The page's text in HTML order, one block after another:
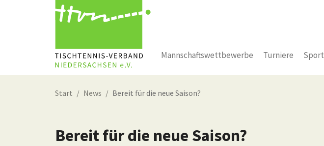
Mannschaftswettbewerbe Turniere Sport
Start News Bereit für die neue Saison?
Bereit für die neue Saison?